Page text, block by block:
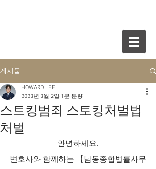
게시물
스토킹범죄 스토킹처벌법
처벌
HOWARD LEE
2023년 3월 2일 1분 분량
안녕하세요.
변호사와 함께하는 【남동종합법률사무